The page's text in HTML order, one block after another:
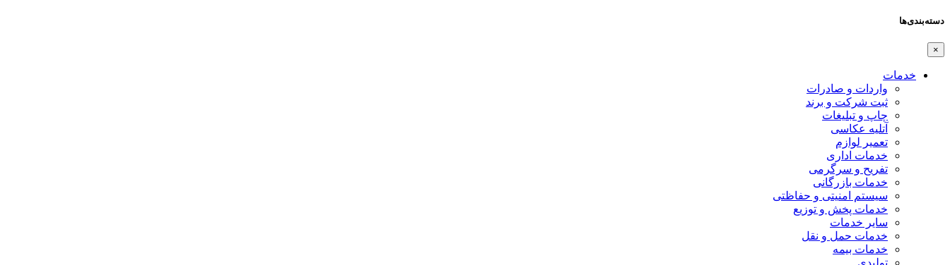
دسته‌بندی‌ها
×
خدمات
واردات و صادرات
ثبت شرکت و برند
چاپ و تبلیغات
آتلیه عکاسی
تعمیر لوازم
خدمات اداری
تفریح و سرگرمی
خدمات بازرگانی
سیستم امنیتی و حفاظتی
خدمات پخش و توزیع
سایر خدمات
خدمات حمل و نقل
خدمات بیمه